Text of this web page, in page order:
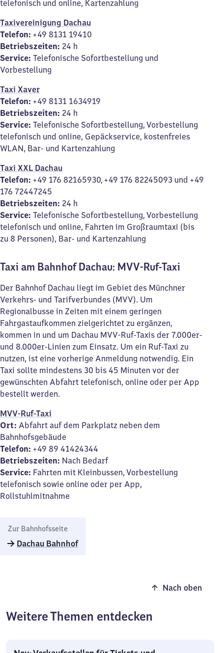
telefonisch und online, Kartenzahlung
Taxivereinigung Dachau
Telefon: +49 8131 19410
Betriebszeiten: 24 h
Service: Telefonische Sofortbestellung und
Vorbestellung
Taxi Xaver
Telefon: +49 8131 1634919
Betriebszeiten: 24 h
Service: Telefonische Sofortbestellung, Vorbestellung
telefonisch und online, Gepäckservice, kostenfreies
WLAN, Bar- und Kartenzahlung
Taxi XXL Dachau
Telefon: +49 176 82165930, +49 176 82245093 und +49
176 72447245
Betriebszeiten: 24 h
Service: Telefonische Sofortbestellung, Vorbestellung
telefonisch und online, Fahrten im Großraumtaxi (bis
zu 8 Personen), Bar- und Kartenzahlung
Taxi am Bahnhof Dachau: MVV-Ruf-Taxi
Der Bahnhof Dachau liegt im Gebiet des Münchner
Verkehrs- und Tarifverbundes (MVV). Um
Regionalbusse in Zeiten mit einem geringen
Fahrgastaufkommen zielgerichtet zu ergänzen,
kommen in und um Dachau MVV-Ruf-Taxis der 7.000er-
und 8.000er-Linien zum Einsatz. Um ein Ruf-Taxi zu
nutzen, ist eine vorherige Anmeldung notwendig. Ein
Taxi sollte mindestens 30 bis 45 Minuten vor der
gewünschten Abfahrt telefonisch, online oder per App
bestellt werden.
MVV-Ruf-Taxi
Ort: Abfahrt auf dem Parkplatz neben dem
Bahnhofsgebäude
Telefon: +49 89 41424344
Betriebszeiten: Nach Bedarf
Service: Fahrten mit Kleinbussen, Vorbestellung
telefonisch sowie online oder per App,
Rollstuhlmitnahme
Zur Bahnhofsseite
Dachau Bahnhof
Nach oben
Weitere Themen entdecken